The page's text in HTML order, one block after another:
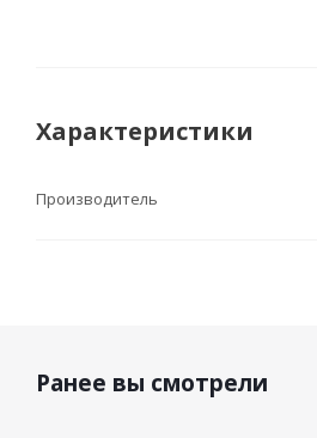
Характеристики
Производитель
Ранее вы смотрели